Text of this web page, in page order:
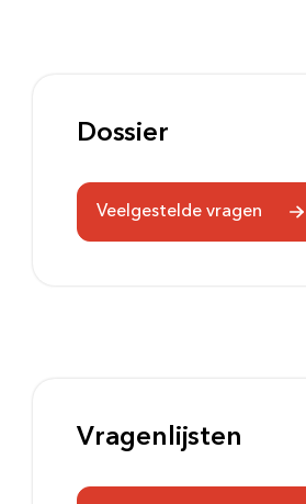
Meest gezocht:
Dossier
Veelgestelde vragen
Vragenlijsten